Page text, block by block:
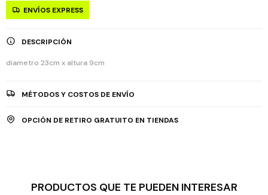
ENVÍOS EXPRESS
DESCRIPCIÓN
diametro 23cm x altura 9cm
MÉTODOS Y COSTOS DE ENVÍO
OPCIÓN DE RETIRO GRATUITO EN TIENDAS
PRODUCTOS QUE TE PUEDEN INTERESAR